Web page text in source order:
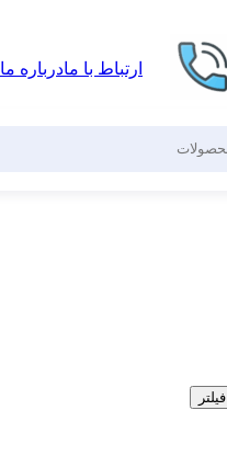
ارتباط با مادرباره ما
فیلتر